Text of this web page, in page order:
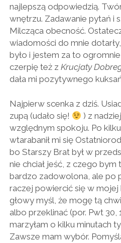
najlepszą odpowiedzią.
wnętrzu. Zadawanie pytań i
Milcząca obecność.
wiadomości do mnie
było i jestem za to
czerpię też z Krucjaty
dała mi pozytywnego
Najpierw scenka z dziś.
zupą (udało się!
) z
względnym spokoju. Po
wtarabanił mi się
bo Starszy Brat był w
nie chciał jeść, z czego bym
bardzo zadowolona, ale po
raczej powiercić się w mojej
głowy myśl, że mogę tą
albo przeklinać (por. Pwt 30,
marzyłam o kilku minutach
Zawsze mam wybór.